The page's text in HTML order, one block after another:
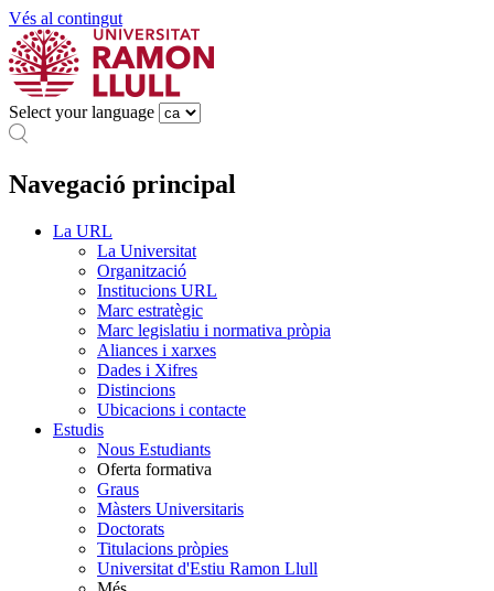
Vés al contingut
Select your language
Navegació principal
La URL
La Universitat
Organització
Institucions URL
Marc estratègic
Marc legislatiu i normativa pròpia
Aliances i xarxes
Dades i Xifres
Distincions
Ubicacions i contacte
Estudis
Nous Estudiants
Oferta formativa
Graus
Màsters Universitaris
Doctorats
Titulacions pròpies
Universitat d'Estiu Ramon Llull